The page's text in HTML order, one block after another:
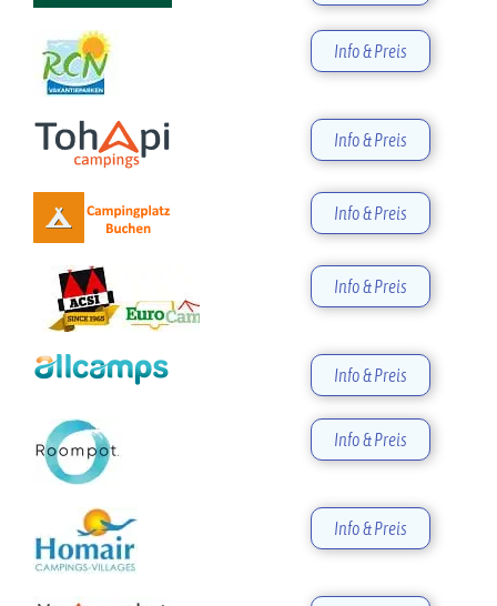
Info & Preis
Info & Preis
Info & Preis
Info & Preis
Info & Preis
Info & Preis
Info & Preis